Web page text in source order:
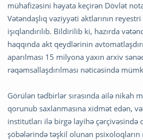
mühafizəsini həyata keçirən Dövlət
Vətəndaşlıq vəziyyəti aktlarının
işıqlandırılıb. Bildirilib ki, hazırda
haqqında akt qeydlərinin
aparılması 15 milyona yaxın arxiv
rəqəmsallaşdırılması nəticəsində
Görülən tədbirlər sırasında ailə nikah
qorunub saxlanmasına xidmət edən,
institutları ilə birgə layihə çərçivəsində
şöbələrində təşkil olunan psixoloqların